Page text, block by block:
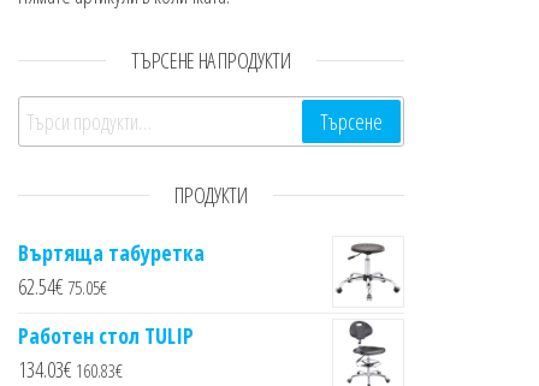
ТЪРСЕНЕ НА ПРОДУКТИ
Търсене за:
Търсене
ПРОДУКТИ
Въртяща табуретка
62.54€ 75.05€
Работен стол TULIP
134.03€ 160.83€